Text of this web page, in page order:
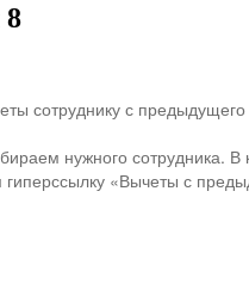
8
сотруднику с
нужного сотрудника.
«Вычеты с